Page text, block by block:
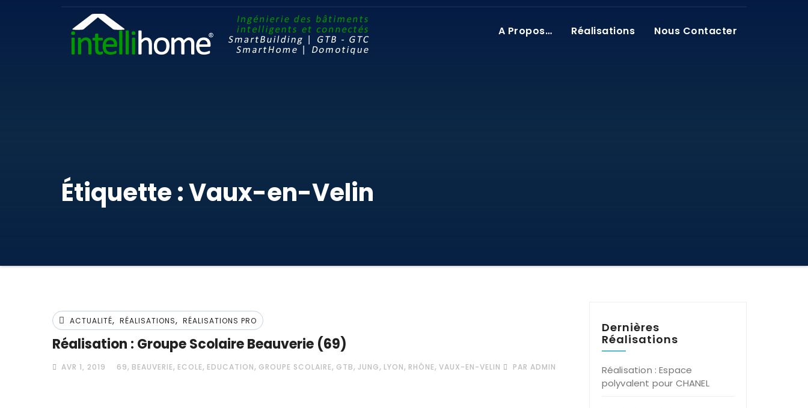
A Propos… Réalisations Nous Contacter
Étiquette : Vaux-en-Velin
ACTUALITÉ, RÉALISATIONS, RÉALISATIONS PRO
Réalisation : Groupe Scolaire Beauverie (69)
AVR 1, 2019 69, BEAUVERIE, ECOLE, EDUCATION, GROUPE SCOLAIRE, GTB, JUNG, LYON, RHÔNE, VAUX-EN-VELIN PAR ADMIN
Dernières
Réalisations
Réalisation : Espace
polyvalent pour CHANEL